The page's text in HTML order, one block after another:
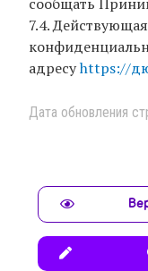
7.4.
адресуhttps://
Дата обновления